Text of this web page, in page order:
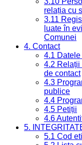
relația cu
3.11
luate în
Comunei
4. Contact
4.1
4.2 Relații
de contact
4.3
publice
4.4
4.5 Petiții
4.6
5.
5.1 Cod